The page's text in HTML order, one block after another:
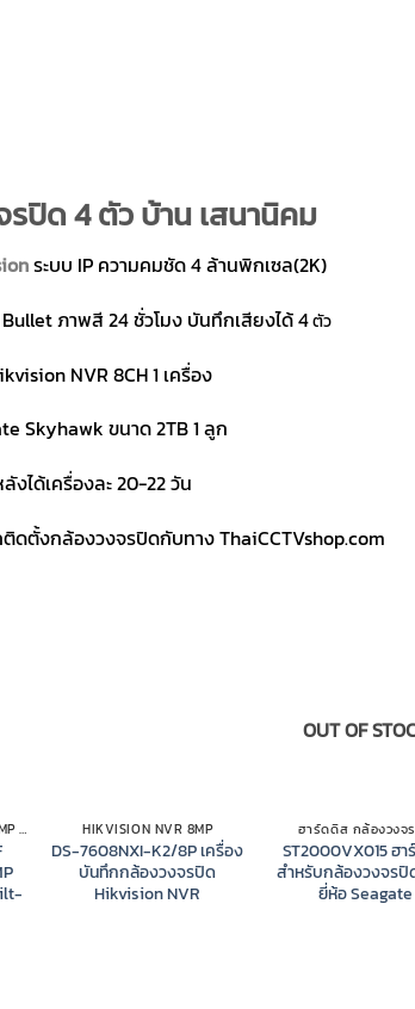
ปิด 4 ตัว บ้าน เสนานิคม
ระบบ IP ความคมชัด 4 ล้านพิกเซล(2K)
ภาพสี 24 ชั่วโมง บันทึกเสียงได้ 4ตัว
NVR 8CH 1 เครื่อง
Skyhawk ขนาด 2TB 1 ลูก
งได้เครื่องละ 20-22 วัน
ดตั้งกล้องวงจรปิดกับทาง ThaiCCTVshop.com
กล้องวงจรปิด HIKVISION 4MP COLORVU IP CAMERA HIKVISION NVR 8MP
DS-7608NXI-K2/8P เครื่อง
บันทึกกล้องวงจรปิด
Hikvision NVR
OUT OF
ฮาร์ดดิส กล้องวงจ
ST2000VX015 ฮ
สำหรับกล้องวงจรปิ
ยี่ห้อ Seagate